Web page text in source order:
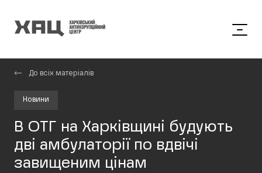
До всіх матеріалів
Новини
В ОТГ на Харківщині будують
дві амбулаторії по вдвічі
завищеним цінам